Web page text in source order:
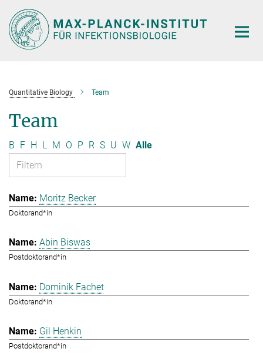
Hauptinhalt
Quantitative Biology Team
Team
B F H L M O P R S U W Alle
Moritz Becker
Doktorand*in
Abin Biswas
Postdoktorand*in
Dominik Fachet
Doktorand*in
Gil Henkin
Postdoktorand*in